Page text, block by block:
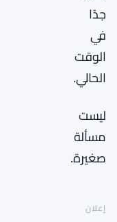
جدًا
في
الوقت
الحالي.
ليست
مسألة
صغيرة.
إعلان